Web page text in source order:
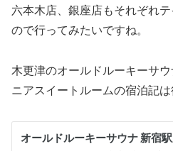
六本木店、銀座店もそれぞれ
ので行ってみたいですね。
木更津のオールドルーキーサ
ニアスイートルームの宿泊記は